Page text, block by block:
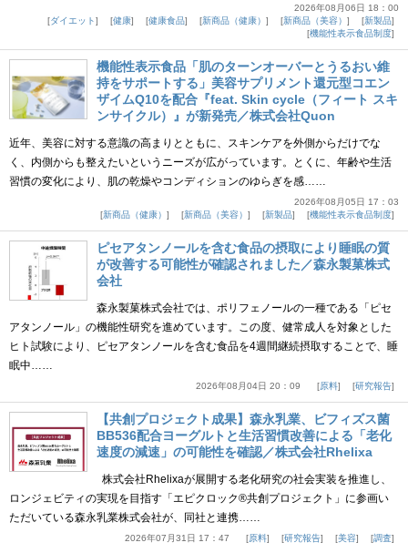
2026年08月06日 18：00
ダイエット
健康 健康食品 新商品（健康） 新商品（美容）
新製品
機能性表示食品制度
機能性表示食品「肌のターンオーバーとうるおい維
持をサポートする」美容サプリメント還元型コエン
ザイムQ10を配合『feat. Skin cycle（フィート スキ
ンサイクル）』が新発売／株式会社Quon
近年、美容に対する意識の高まりとともに、スキンケアを外側からだけでな
く、内側からも整えたいというニーズが広がっています。とくに、年齢や生活
習慣の変化により、肌の乾燥やコンディションのゆらぎを感……
2026年08月05日 17：03
新商品（健康）
新商品（美容） 新製品 機能性表示食品制度
ピセアタンノールを含む食品の摂取により睡眠の質
が改善する可能性が確認されました／森永製菓株式
会社
森永製菓株式会社では、ポリフェノールの一種である「ピセ
アタンノール」の機能性研究を進めています。この度、健常成人を対象とした
ヒト試験により、ピセアタンノールを含む食品を4週間継続摂取することで、睡
眠中……
2026年08月04日 20：09 原料 研究報告
【共創プロジェクト成果】森永乳業、ビフィズス菌
BB536配合ヨーグルトと生活習慣改善による「老化
速度の減速」の可能性を確認／株式会社Rhelixa
株式会社Rhelixaが展開する老化研究の社会実装を推進し、
ロンジェビティの実現を目指す「エピクロック®共創プロジェクト」に参画い
ただいている森永乳業株式会社が、同社と連携……
2026年07月31日 17：47 原料 研究報告 美容 調査